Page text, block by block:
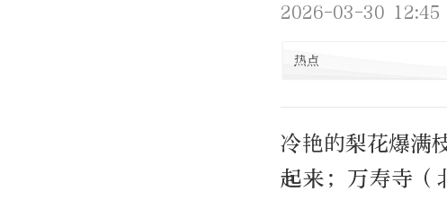
2026-03-30 12:45
热点
冷艳的梨花爆满
起来；万寿寺